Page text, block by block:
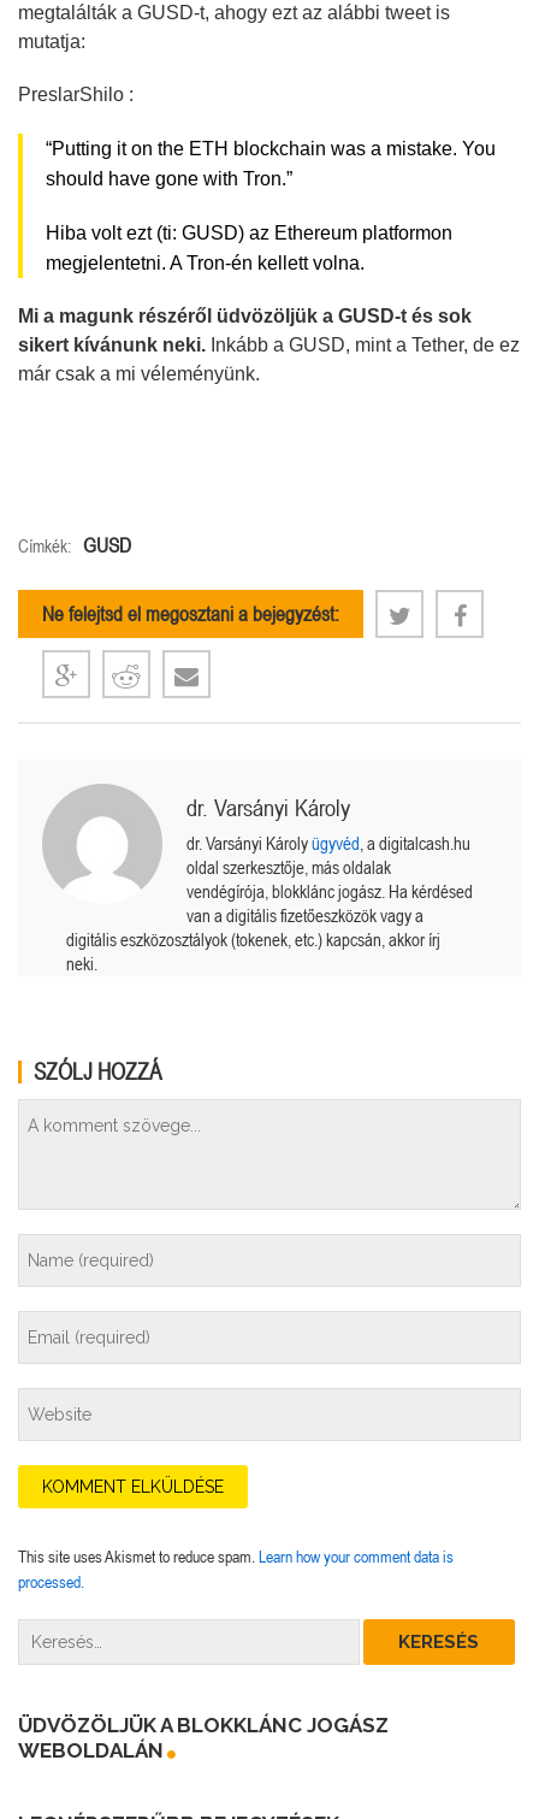
megtalálták a GUSD-t, ahogy ezt az alábbi tweet is
mutatja:
PreslarShilo :
“Putting it on the ETH blockchain was a mistake. You
should have gone with Tron.”
Hiba volt ezt (ti: GUSD) az Ethereum platformon
megjelentetni. A Tron-én kellett volna.
Mi a magunk részéről üdvözöljük a GUSD-t és sok
sikert kívánunk neki. Inkább a GUSD, mint a Tether, de ez
már csak a mi véleményünk.
Címkék: GUSD
Ne felejtsd el megosztani a bejegyzést:
dr. Varsányi Károly
dr. Varsányi Károlyügyvéd , a digitalcash.hu
oldal szerkesztője, más oldalak
vendégírója, blokklánc jogász. Ha kérdésed
van a digitális fizetőeszközök vagy a
digitális eszközosztályok (tokenek, etc.) kapcsán, akkor írj
neki.
SZÓLJ HOZZÁ
This site uses Akismet to reduce spam. Learn how your comment data is
processed.
ÜDVÖZÖLJÜK A BLOKKLÁNC JOGÁSZ
WEBOLDALÁN